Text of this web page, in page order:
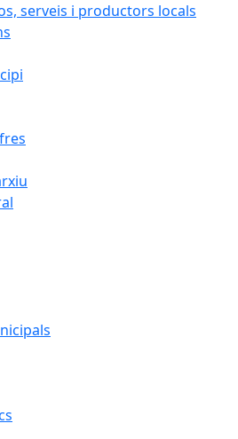
serveis i productors locals